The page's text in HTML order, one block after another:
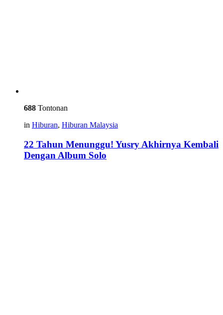
688 Tontonan
in Hiburan, Hiburan Malaysia
22 Tahun Menunggu! Yusry Akhirnya Kembali
Dengan Album Solo